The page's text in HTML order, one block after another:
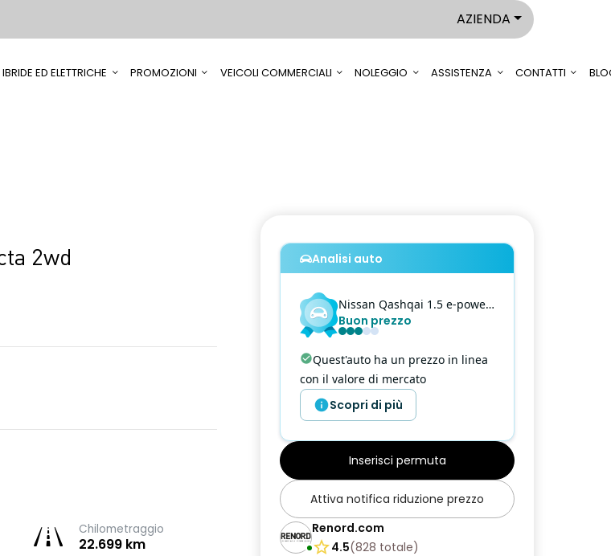
AZIENDA
IBRIDE ED ELETTRICHE PROMOZIONI VEICOLI COMMERCIALI NOLEGGIO ASSISTENZA CONTATTI
2wd
Chilometraggio
22.699 km
Analisi auto
Nissan Qashqai 1.5 e-power n-connecta 2wd
Buon prezzo
Quest'auto ha un prezzo in linea
con il valore di mercato
Scopri di più
Inserisci permuta
Attiva notifica riduzione prezzo
Renord.com
4.5(828 totale)